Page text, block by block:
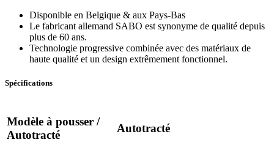
Disponible en Belgique & aux Pays-Bas
Le fabricant allemand SABO est synonyme de qualité depuis
plus de 60 ans.
Technologie progressive combinée avec des matériaux de
haute qualité et un design extrêmement fonctionnel.
Spécifications
Modèle à pousser /
Autotracté
Autotracté